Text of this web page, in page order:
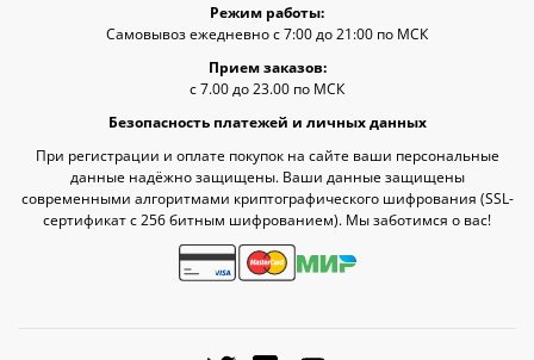
Режим работы:
Самовывоз ежедневно с 7:00 до 21:00 по МСК
Прием заказов:
с 7.00 до 23.00 по МСК
Безопасность платежей и личных данных
При регистрации и оплате покупок на сайте ваши персональные
данные надёжно защищены. Ваши данные защищены
современными алгоритмами криптографического шифрования (SSL-
сертификат c 256 битным шифрованием). Мы заботимся о вас!